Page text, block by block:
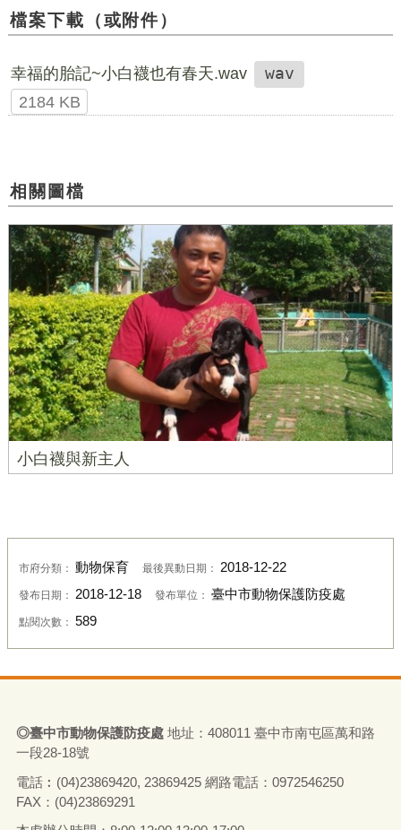
檔案下載（或附件）
幸福的胎記~小白襪也有春天.wav
wav
2184 KB
相關圖檔
小白襪與新主人
市府分類： 動物保育 最後異動日期： 2018-12-22
發布日期： 2018-12-18 發布單位： 臺中市動物保護防疫處
點閱次數： 589
◎臺中市動物保護防疫處 地址：408011 臺中市南屯區萬和路
一段28-18號
電話︰ (04)23869420, 23869425 網路電話：0972546250
FAX：(04)23869291